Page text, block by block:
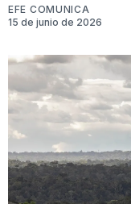
EFE COMUNICA
15 de junio de 2026